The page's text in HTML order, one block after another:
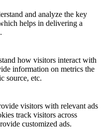
and analyze the key
helps in delivering a
how visitors interact with
information on metrics the
source, etc.
visitors with relevant ads
track visitors across
customized ads.